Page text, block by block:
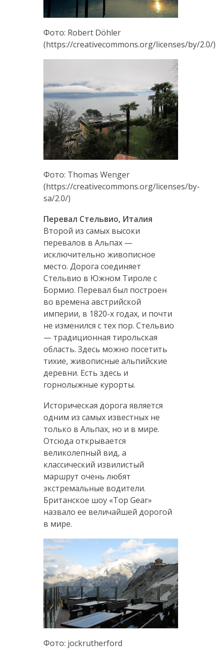
Фото: Robert Döhler
(https://creativecommons.org/licenses/by/2.0/)
Фото: Thomas Wenger
(https://creativecommons.org/licenses/by-
sa/2.0/)
Перевал Стельвио, Италия
Второй из самых высоки
перевалов в Альпах —
исключительно живописное
место. Дорога соединяет
Стельвио в Южном Тироле с
Бормио. Перевал был построен
во времена австрийской
империи, в 1820-х годах, и почти
не изменился с тех пор. Стельвио
— традиционная тирольская
область. Здесь можно посетить
тихие, живописные альпийские
деревни. Есть здесь и
горнолыжные курорты.
Историческая дорога является
одним из самых известных не
только в Альпах, но и в мире.
Отсюда открывается
великолепный вид, а
классический извилистый
маршрут очень любят
экстремальные водители.
Британское шоу «Top Gear»
назвало ее величайшей дорогой
в мире.
Фото: jockrutherford